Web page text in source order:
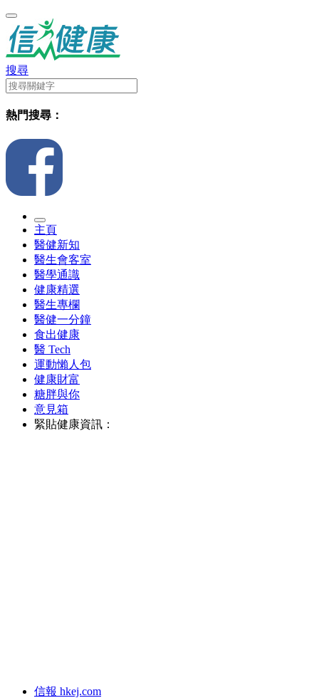
搜尋
熱門搜尋：
主頁
醫健新知
醫生會客室
醫學通識
健康精選
醫生專欄
醫健一分鐘
食出健康
醫 Tech
運動懶人包
健康財富
糖胖與你
意見箱
緊貼健康資訊：
信報 hkej.com